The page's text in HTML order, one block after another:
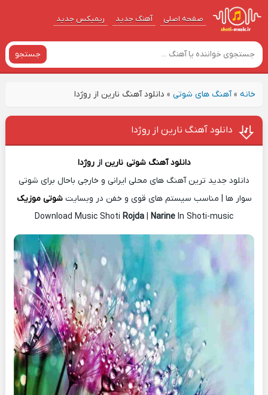
صفحه اصلی آهنگ‌ جدید ریمیکس جدید
جستجو
خانه»آهنگ های شوتی» دانلود آهنگ نارین از روژدا
دانلود آهنگ نارین از روژدا
دانلود آهنگ شوتی نارین ازروژدا
دانلود جدید ترین آهنگ های محلی ایرانی و خارجی باحال برای شوتی
سوار ها | مناسب سیستم های قوی و خفن در وبسایتشوتی موزیک
Download Music Shoti Rojda Narine In Shoti-music